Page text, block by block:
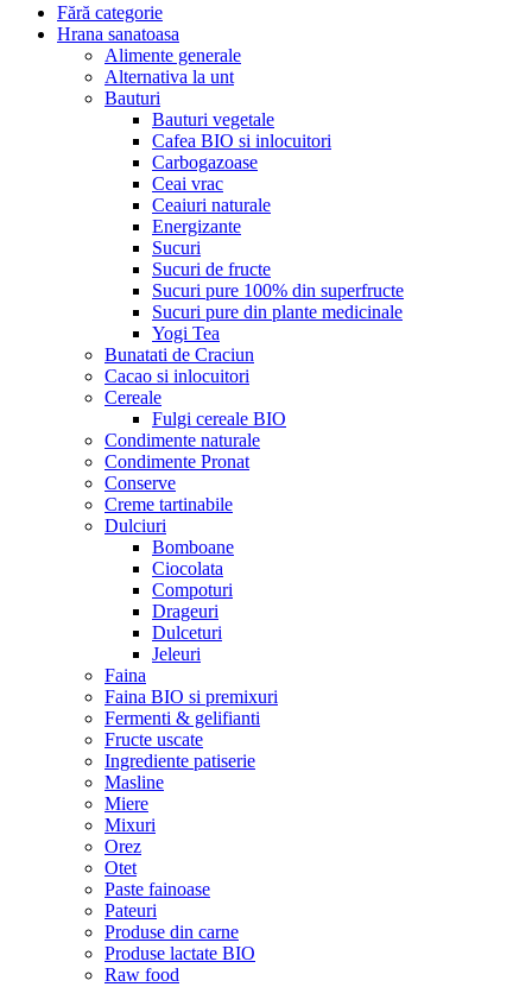
Fără categorie
Hrana sanatoasa
Alimente generale
Alternativa la unt
Bauturi
Bauturi vegetale
Cafea BIO si inlocuitori
Carbogazoase
Ceai vrac
Ceaiuri naturale
Energizante
Sucuri
Sucuri de fructe
Sucuri pure 100% din superfructe
Sucuri pure din plante medicinale
Yogi Tea
Bunatati de Craciun
Cacao si inlocuitori
Cereale
Fulgi cereale BIO
Condimente naturale
Condimente Pronat
Conserve
Creme tartinabile
Dulciuri
Bomboane
Ciocolata
Compoturi
Drageuri
Dulceturi
Jeleuri
Faina
Faina BIO si premixuri
Fermenti & gelifianti
Fructe uscate
Ingrediente patiserie
Masline
Miere
Mixuri
Orez
Otet
Paste fainoase
Pateuri
Produse din carne
Produse lactate BIO
Raw food